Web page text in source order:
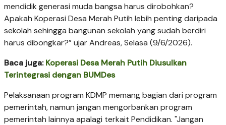
mendidik generasi muda bangsa harus dirobohkan?
Apakah Koperasi Desa Merah Putih lebih penting daripada
sekolah sehingga bangunan sekolah yang sudah berdiri
harus dibongkar?” ujar Andreas, Selasa (9/6/2026).
Baca juga:Koperasi Desa Merah Putih Diusulkan
Terintegrasi dengan BUMDes
Pelaksanaan program KDMP memang bagian dari program
pemerintah, namun jangan mengorbankan program
pemerintah lainnya apalagi terkait Pendidikan. "Jangan